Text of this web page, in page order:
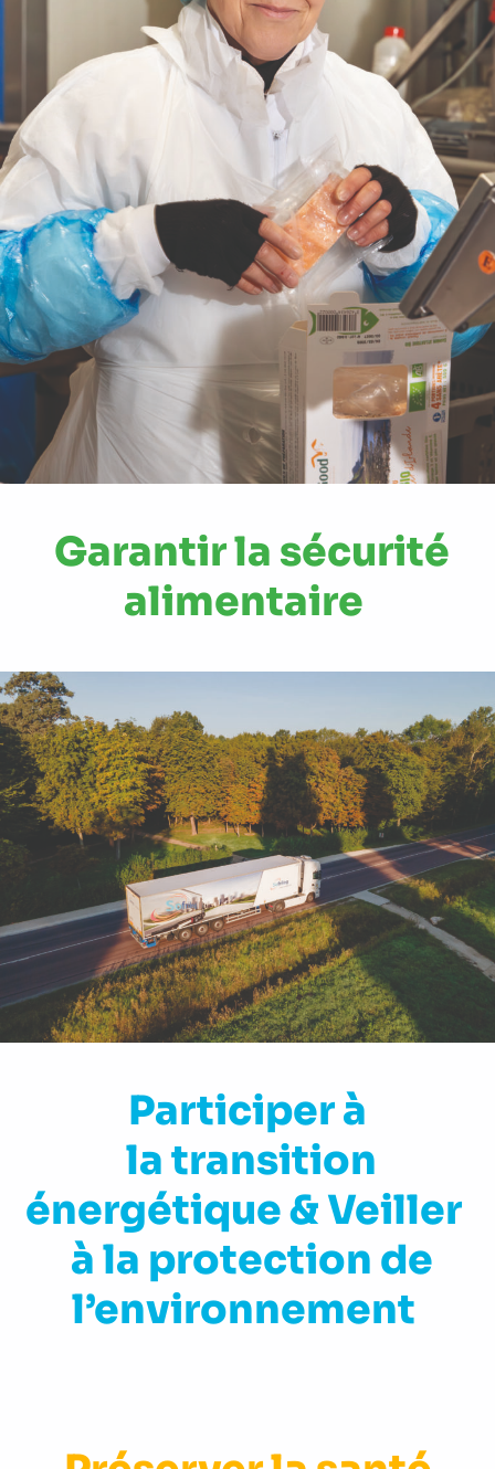
Garantir la sécurité
alimentaire
Participer à
la transition
énergétique & Veiller
à la protection de
l’environnement